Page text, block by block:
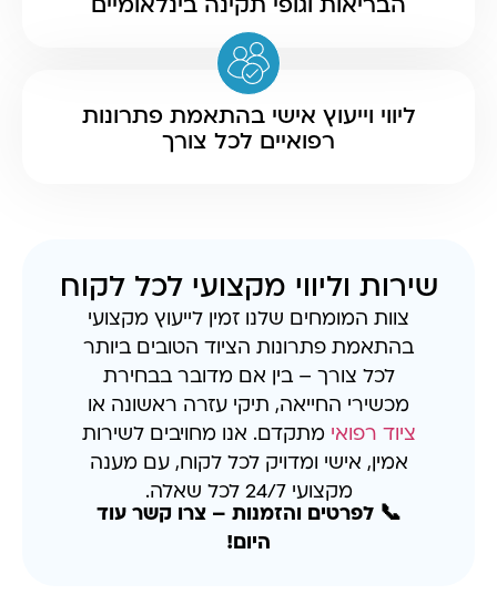
הבריאות וגופי תקינה בינלאומיים
ליווי וייעוץ אישי בהתאמת פתרונות
רפואיים לכל צורך
שירות וליווי מקצועי לכל לקוח
צוות המומחים שלנו זמין לייעוץ מקצועי
בהתאמת פתרונות הציוד הטובים ביותר
לכל צורך – בין אם מדובר בבחירת
מכשירי החייאה, תיקי עזרה ראשונה או
ציוד רפואי מתקדם. אנו מחויבים לשירות
אמין, אישי ומדויק לכל לקוח, עם מענה
מקצועי 24/7 לכל שאלה.
📞 לפרטים והזמנות – צרו קשר עוד
היום!